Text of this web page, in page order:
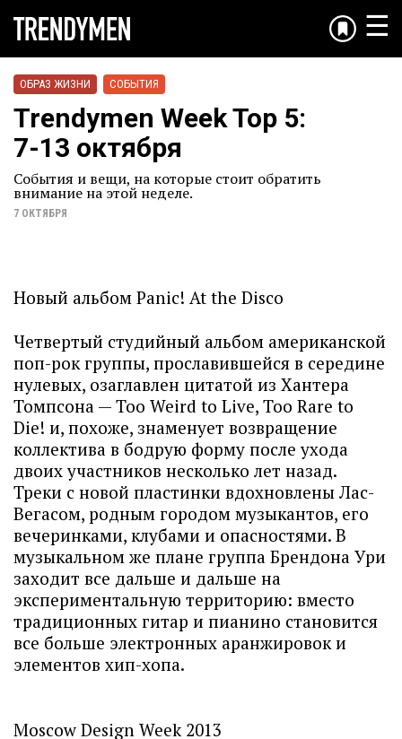
☰
ОБРАЗ ЖИЗНИ СОБЫТИЯ
Trendymen Week Top 5:
7-13 октября
События и вещи, на которые стоит обратить
внимание на этой неделе.
7 ОКТЯБРЯ
Новый альбом Panic! At the Disco
Четвертый студийный альбом американской
поп-рок группы, прославившейся в середине
нулевых, озаглавлен цитатой из Хантера
Томпсона — Too Weird to Live, Too Rare to
Die! и, похоже, знаменует возвращение
коллектива в бодрую форму после ухода
двоих участников несколько лет назад.
Треки с новой пластинки вдохновлены Лас-
Вегасом, родным городом музыкантов, его
вечеринками, клубами и опасностями. В
музыкальном же плане группа Брендона Ури
заходит все дальше и дальше на
экспериментальную территорию: вместо
традиционных гитар и пианино становится
все больше электронных аранжировок и
элементов хип-хопа.
Moscow Design Week 2013